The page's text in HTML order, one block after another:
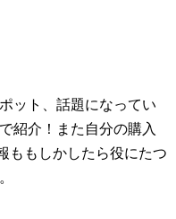
ット、話題になってい
紹介！また自分の購入
ももしかしたら役にたつ